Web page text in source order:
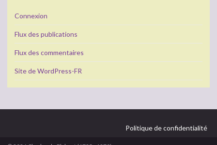
Connexion
Flux des publications
Flux des commentaires
Site de WordPress-FR
Politique de confidentialité